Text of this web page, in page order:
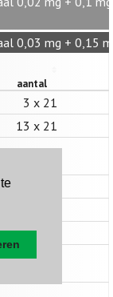
0,03 mg + 0,15
aantal
3 x 21
13 x 21
13 x 21
6 x 21